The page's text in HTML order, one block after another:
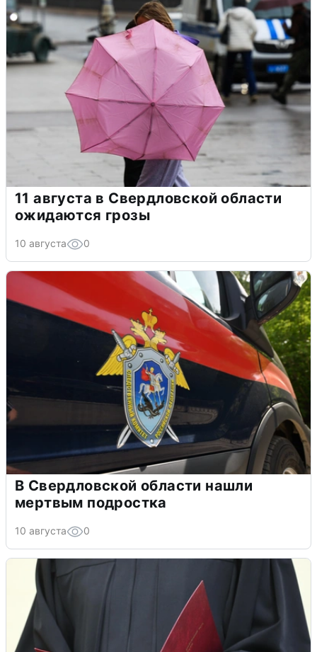
11 августа в Свердловской области
ожидаются грозы
10 августа 0
В Свердловской области нашли
мертвым подростка
10 августа 0